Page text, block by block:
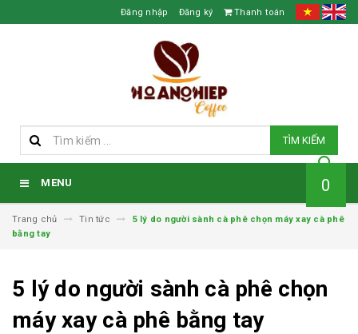
Đăng nhập Đăng ký Thanh toán
TÌM KIẾM
MENU 0
Trang chủ Tin tức
5 lý do người sành cà phê chọn máy xay cà phê
bằng tay
5 lý do người sành cà phê chọn
máy xay cà phê bằng tay